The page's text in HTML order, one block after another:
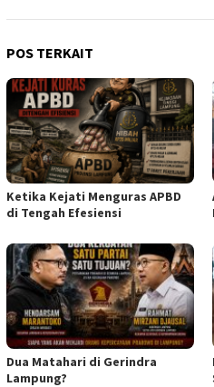
POS TERKAIT
Ketika Kejati Menguras APBD
di Tengah Efesiensi
Dua Matahari di Gerindra
Lampung?